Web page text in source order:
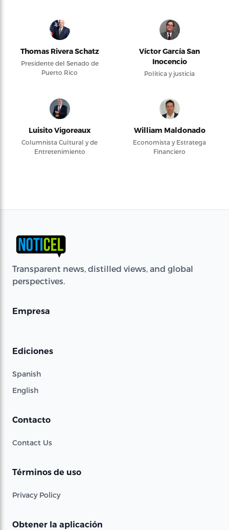
Thomas Rivera Schatz
Presidente del Senado de
Puerto Rico
Víctor García San
Inocencio
Política y justicia
Luisito Vigoreaux
Columnista Cultural y de
Entretenimiento
William Maldonado
Economista y Estratega
Financiero
Transparent news, distilled views, and global
perspectives.
Empresa
Ediciones
Spanish
English
Contacto
Contact Us
Términos de uso
Privacy Policy
Obtener la aplicación